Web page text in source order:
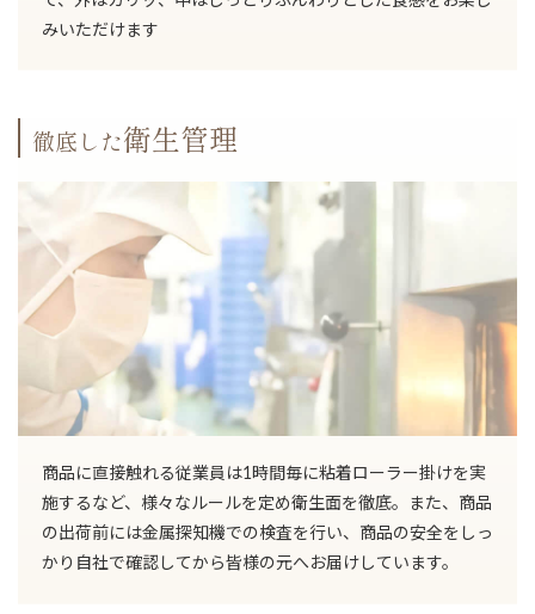
みいただけます
徹底した衛生管理
商品に直接触れる従業員は1時間毎に粘着ローラー掛けを実
施するなど、様々なルールを定め衛生面を徹底。また、商品
の出荷前には金属探知機での検査を行い、商品の安全をしっ
かり自社で確認してから皆様の元へお届けしています。